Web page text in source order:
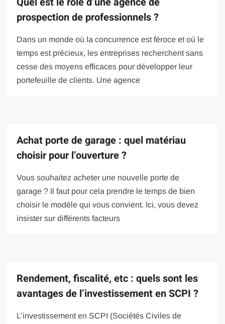
prospection de professionnels ?
Dans un monde où la concurrence est féroce et où le
temps est précieux, les entreprises recherchent sans
cesse des moyens efficaces pour développer leur
portefeuille de clients. Une agence
Achat porte de garage : quel matériau
choisir pour l’ouverture ?
Vous souhaitez acheter une nouvelle porte de
garage ? Il faut pour cela prendre le temps de bien
choisir le modèle qui vous convient. Ici, vous devez
insister sur différents facteurs
Rendement, fiscalité, etc : quels sont les
avantages de l’investissement en SCPI ?
L’investissement en SCPI (Sociétés Civiles de